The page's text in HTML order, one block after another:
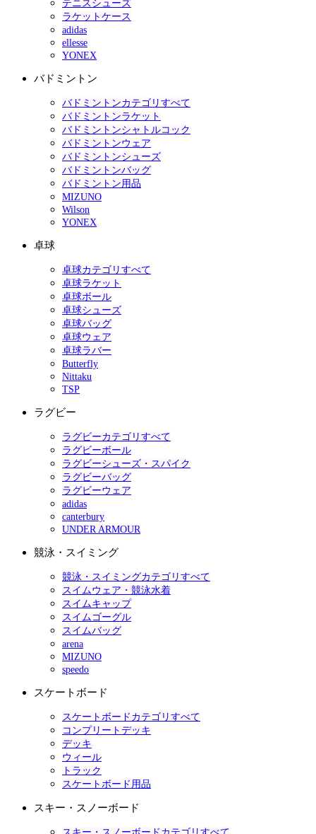
テニスシューズ
ラケットケース
adidas
ellesse
YONEX
バドミントン
バドミントンカテゴリすべて
バドミントンラケット
バドミントンシャトルコック
バドミントンウェア
バドミントンシューズ
バドミントンバッグ
バドミントン用品
MIZUNO
Wilson
YONEX
卓球
卓球カテゴリすべて
卓球ラケット
卓球ボール
卓球シューズ
卓球バッグ
卓球ウェア
卓球ラバー
Butterfly
Nittaku
TSP
ラグビー
ラグビーカテゴリすべて
ラグビーボール
ラグビーシューズ・スパイク
ラグビーバッグ
ラグビーウェア
adidas
canterbury
UNDER ARMOUR
競泳・スイミング
競泳・スイミングカテゴリすべて
スイムウェア・競泳水着
スイムキャップ
スイムゴーグル
スイムバッグ
arena
MIZUNO
speedo
スケートボード
スケートボードカテゴリすべて
コンプリートデッキ
デッキ
ウィール
トラック
スケートボード用品
スキー・スノーボード